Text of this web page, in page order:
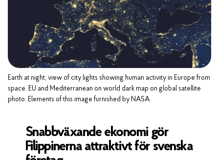
Earth at night, view of city lights showing human activity in Europe from
space. EU and Mediterranean on world dark map on global satellite
photo. Elements of this image furnished by NASA.
Snabbväxande ekonomi gör
Filippinerna attraktivt för svenska